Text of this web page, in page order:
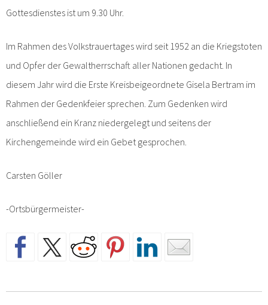
Gottesdienstes ist um 9.30 Uhr.
Im Rahmen des Volkstrauertages wird seit 1952 an die Kriegstoten
und Opfer der Gewaltherrschaft aller Nationen gedacht. In
diesem Jahr wird die Erste Kreisbeigeordnete Gisela Bertram im
Rahmen der Gedenkfeier sprechen. Zum Gedenken wird
anschließend ein Kranz niedergelegt und seitens der
Kirchengemeinde wird ein Gebet gesprochen.
Carsten Göller
-Ortsbürgermeister-